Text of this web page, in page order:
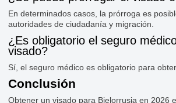
En determinados casos, la prórroga es
autoridades de ciudadanía y migración.
¿Es obligatorio el seguro
visado?
Sí, el seguro médico es obligatorio para
Conclusión
Obtener un visado para Bielorrusia en 2026